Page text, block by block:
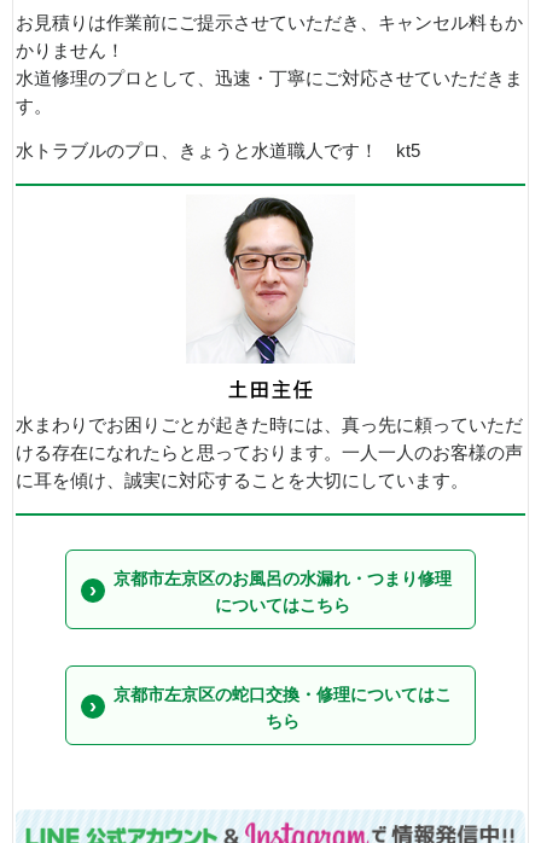
お見積りは作業前にご提示させていただき、キャンセル料もか
かりません！
水道修理のプロとして、迅速・丁寧にご対応させていただきま
す。
水トラブルのプロ、きょうと水道職人です！ kt5
水まわりでお困りごとが起きた時には、真っ先に頼っていただ
ける存在になれたらと思っております。一人一人のお客様の声
に耳を傾け、誠実に対応することを大切にしています。
京都市左京区のお風呂の水漏れ・つまり修理
についてはこちら
京都市左京区の蛇口交換・修理についてはこ
ちら